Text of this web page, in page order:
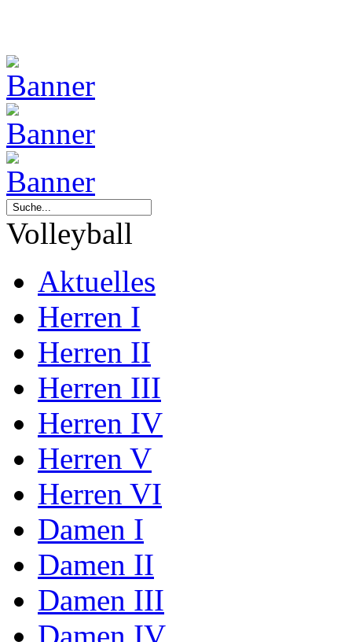
Volleyball
Aktuelles
Herren I
Herren II
Herren III
Herren IV
Herren V
Herren VI
Damen I
Damen II
Damen III
Damen IV